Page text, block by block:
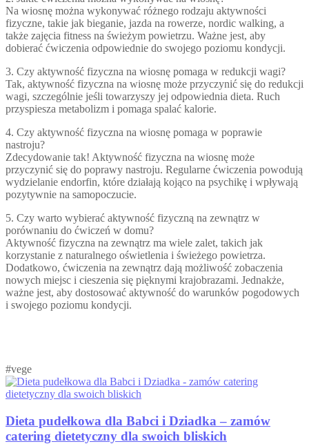
Na wiosnę można wykonywać różnego rodzaju aktywności
fizyczne, takie jak bieganie, jazda na rowerze, nordic walking, a
także zajęcia fitness na świeżym powietrzu. Ważne jest, aby
dobierać ćwiczenia odpowiednie do swojego poziomu kondycji.
3. Czy aktywność fizyczna na wiosnę pomaga w redukcji wagi?
Tak, aktywność fizyczna na wiosnę może przyczynić się do redukcji
wagi, szczególnie jeśli towarzyszy jej odpowiednia dieta. Ruch
przyspiesza metabolizm i pomaga spalać kalorie.
4. Czy aktywność fizyczna na wiosnę pomaga w poprawie
nastroju?
Zdecydowanie tak! Aktywność fizyczna na wiosnę może
przyczynić się do poprawy nastroju. Regularne ćwiczenia powodują
wydzielanie endorfin, które działają kojąco na psychikę i wpływają
pozytywnie na samopoczucie.
5. Czy warto wybierać aktywność fizyczną na zewnątrz w
porównaniu do ćwiczeń w domu?
Aktywność fizyczna na zewnątrz ma wiele zalet, takich jak
korzystanie z naturalnego oświetlenia i świeżego powietrza.
Dodatkowo, ćwiczenia na zewnątrz dają możliwość zobaczenia
nowych miejsc i cieszenia się pięknymi krajobrazami. Jednakże,
ważne jest, aby dostosować aktywność do warunków pogodowych
i swojego poziomu kondycji.
#vege
Dieta pudełkowa dla Babci i Dziadka – zamów
catering dietetyczny dla swoich bliskich